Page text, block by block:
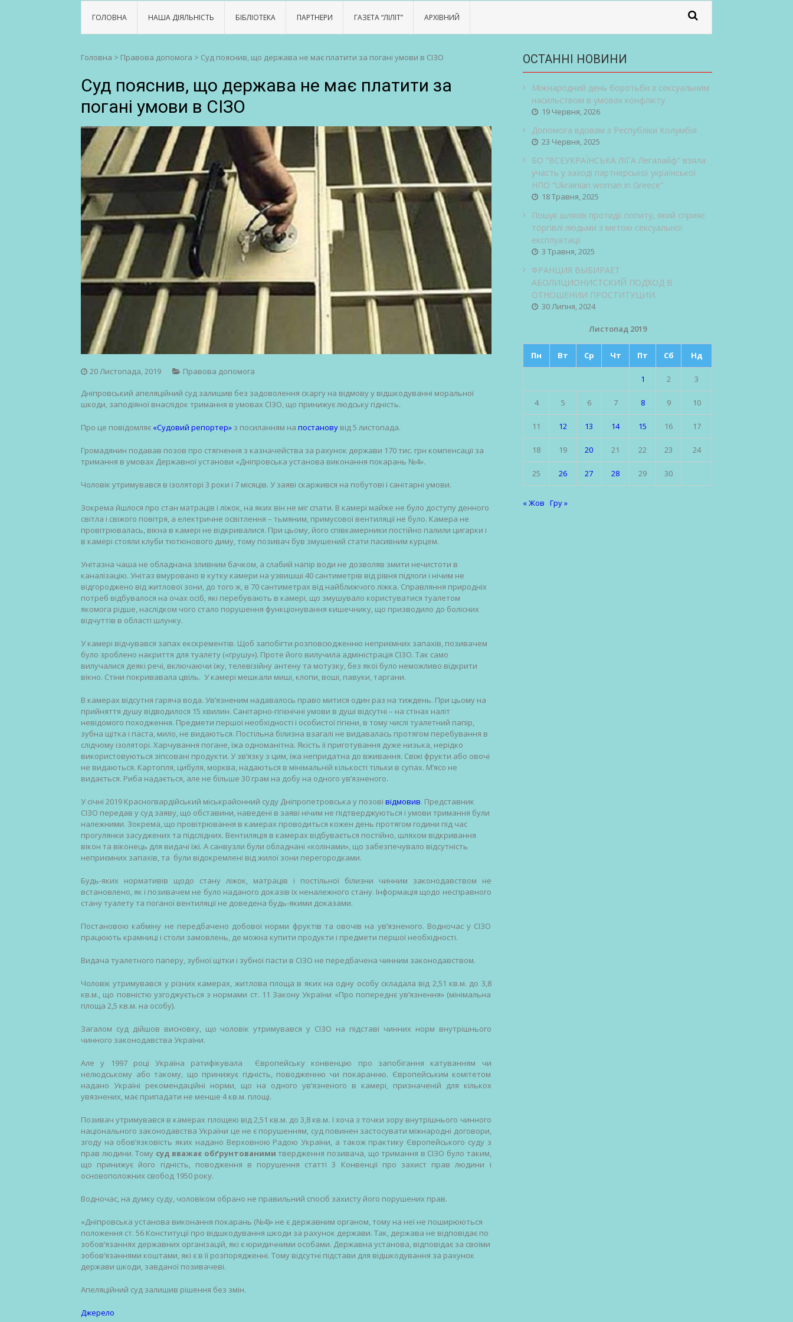
ГОЛОВНА НАША ДІЯЛЬНІСТЬ БІБЛІОТЕКА ПАРТНЕРИ ГАЗЕТА “ЛІЛІТ” АРХІВНИЙ
Головна > Правова допомога > Суд пояснив, що держава не має платити за погані умови в СІЗО
Суд пояснив, що держава не має платити за
погані умови в СІЗО
20 Листопада, 2019 Правова допомога
Дніпровський апеляційний суд залишив без задоволення скаргу на відмову у відшкодуванні моральної
шкоди, заподіяної внаслідок тримання в умовах СІЗО, що принижує людську гідність.
Про це повідомляє «Судовий репортер» з посиланням на постанову від 5 листопада.
Громадянин подавав позов про стягнення з казначейства за рахунок держави 170 тис. грн компенсації за
тримання в умовах Державної установи «Дніпровська установа виконання покарань №4».
Чоловік утримувався в ізоляторі 3 роки і 7 місяців. У заяві скаржився на побутові і санітарні умови.
Зокрема йшлося про стан матраців і ліжок, на яких він не міг спати. В камері майже не було доступу денного
світла і свіжого повітря, а електричне освітлення – тьмяним, примусової вентиляції не було. Камера не
провітрювалась, вікна в камері не відкривалися. При цьому, його співкамерники постійно палили цигарки і
в камері стояли клуби тютюнового диму, тому позивач був змушений стати пасивним курцем.
Унітазна чаша не обладнана зливним бачком, а слабий напір води не дозволяв змити нечистоти в
каналізацію. Унітаз вмуровано в кутку камери на узвишші 40 сантиметрів від рівня підлоги і нічим не
відгороджено від житлової зони, до того ж, в 70 сантиметрах від найближчого ліжка. Справляння природніх
потреб відбувалося на очах осіб, які перебувають в камері, що змушувало користуватися туалетом
якомога рідше, наслідком чого стало порушення функціонування кишечнику, що призводило до болісних
відчуттів в області шлунку.
У камері відчувався запах екскрементів. Щоб запобігти розповсюдженню неприємних запахів, позивачем
було зроблено накриття для туалету («грушу»). Проте його вилучила адміністрація СІЗО. Так само
вилучалися деякі речі, включаючи їжу, телевізійну антену та мотузку, без якої було неможливо відкрити
вікно. Стіни покривавала цвіль. У камері мешкали миші, клопи, воші, павуки, таргани.
В камерах відсутня гаряча вода. Ув’язненим надавалось право митися один раз на тиждень. При цьому на
прийняття душу відводилося 15 хвилин. Санітарно-гігієнічні умови в душі відсутні – на стінах наліт
невідомого походження. Предмети першої необхідності і особистої гігієни, в тому числі туалетний папір,
зубна щітка і паста, мило, не видаються. Постільна білизна взагалі не видавалась протягом перебування в
слідчому ізоляторі. Харчування погане, їжа одноманітна. Якість її приготування дуже низька, нерідко
використовуються зіпсовані продукти. У зв’язку з цим, їжа непридатна до вживання. Свіжі фрукти або овочі
не видаються. Картопля, цибуля, морква, надаються в мінімальній кількості тільки в супах. М’ясо не
видається. Риба надається, але не більше 30 грам на добу на одного ув’язненого.
У січні 2019 Красногвардійський міськрайонний суду Дніпропетровська у позові відмовив. Представник
СІЗО передав у суд заяву, що обставини, наведені в заяві нічим не підтверджуються і умови тримання були
належними. Зокрема, що провітрювання в камерах проводиться кожен день протягом години під час
прогулянки засуджених та підслідних. Вентиляція в камерах відбувається постійно, шляхом відкривання
вікон та віконець для видачі їжі. А санвузли були обладнані «колінами», що забезпечувало відсутність
неприємних запахів, та були відокремлені від жилої зони перегородками.
Будь-яких нормативів щодо стану ліжок, матраців і постільної білизни чинним законодавством не
встановлено, як і позивачем не було наданого доказів їх неналежного стану. Інформація щодо несправного
стану туалету та поганої вентиляції не доведена будь-якими доказами.
Постановою кабміну не передбачено добової норми фруктів та овочів на ув’язненого. Водночас у СІЗО
працюють крамниці і столи замовлень, де можна купити продукти і предмети першої необхідності.
Видача туалетного паперу, зубної щітки і зубної пасти в СІЗО не передбачена чинним законодавством.
Чоловік утримувався у різних камерах, житлова площа в яких на одну особу складала від 2,51 кв.м. до 3,8
кв.м., що повністю узгоджується з нормами ст. 11 Закону України «Про попереднє ув’язнення» (мінімальна
площа 2,5 кв.м. на особу).
Загалом суд дійшов висновку, що чоловік утримувався у СІЗО на підставі чинних норм внутрішнього
чинного законодавства України.
Але у 1997 році Україна ратифікувала Європейську конвенцію про запобігання катуванням чи
нелюдському або такому, що принижує гідність, поводженню чи покаранню. Європейським комітетом
надано Україні рекомендаційні норми, що на одного ув’язненого в камері, призначеній для кількох
увязнених, має припадати не менше 4 кв.м. площі.
Позивач утримувався в камерах площею від 2,51 кв.м. до 3,8 кв.м. І хоча з точки зору внутрішнього чинного
національного законодавства України це не є порушенням, суд повинен застосувати міжнародні договори,
згоду на обов’язковість яких надано Верховною Радою України, а також практику Європейського суду з
прав людини. Тому суд вважає обґрунтованими твердження позивача, що тримання в СІЗО було таким,
що принижує його гідність, поводження в порушення статті 3 Конвенції про захист прав людини і
основоположних свобод 1950 року.
Водночас, на думку суду, чоловіком обрано не правильний спосіб захисту його порушених прав.
«Дніпровська установа виконання покарань (№4)» не є державним органом, тому на неї не поширюються
положення ст. 56 Конституції про відшкодування шкоди за рахунок держави. Так, держава не відповідає по
зобов’язаннях державних організацій, які є юридичними особами. Державна установа, відповідає за своїми
зобов’язаннями коштами, які є в її розпорядженні. Тому відсутні підстави для відшкодування за рахунок
держави шкоди, завданої позивачеві.
Апеляційний суд залишив рішення без змін.
Джерело
ОСТАННІ НОВИНИ
Міжнародний день боротьби з сексуальним
насильством в умовах конфлікту
19 Червня, 2026
Допомога вдовам з Республіки Колумбія
23 Червня, 2025
БО “ВСЕУКРАЇНСЬКА ЛІГА Легалайф” взяла
участь у заході партнерської української
НПО “Ukrainian woman in Greece”
18 Травня, 2025
Пошук шляхів протидії попиту, який сприяє
торгівлі людьми з метою сексуальної
експлуатації
3 Травня, 2025
ФРАНЦИЯ ВЫБИРАЕТ
АБОЛИЦИОНИСТСКИЙ ПОДХОД В
ОТНОШЕНИИ ПРОСТИТУЦИИ.
30 Липня, 2024
Листопад 2019
Пн Вт Ср Чт Пт Сб Нд
1 2 3
4 5 6 7 8 9 10
11 12 13 14 15 16 17
18 19 20 21 22 23 24
25 26 27 28 29 30
« Жов Гру »